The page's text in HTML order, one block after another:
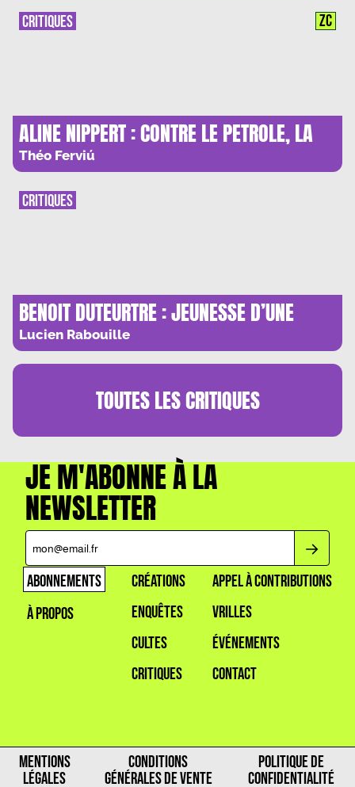
ALINE NIPPERT : CONTRE LE PETROLE, LA
SOLUTION HYDROGENE
Théo Ferviú
CRITIQUES ZC
BENOIT DUTEURTRE : JEUNESSE D’UNE
ARRIERE-GARDE
Lucien Rabouille
CRITIQUES
TOUTES LESCRITIQUES
JE M'ABONNE À LA
NEWSLETTER
ABONNEMENTS
À PROPOS
CRÉATIONS
ENQUÊTES
CULTES
CRITIQUES
APPEL À CONTRIBUTIONS
VRILLES
ÉVÉNEMENTS
CONTACT
MENTIONS
LÉGALES
CONDITIONS
GÉNÉRALES DE VENTE
POLITIQUE DE
CONFIDENTIALITÉ